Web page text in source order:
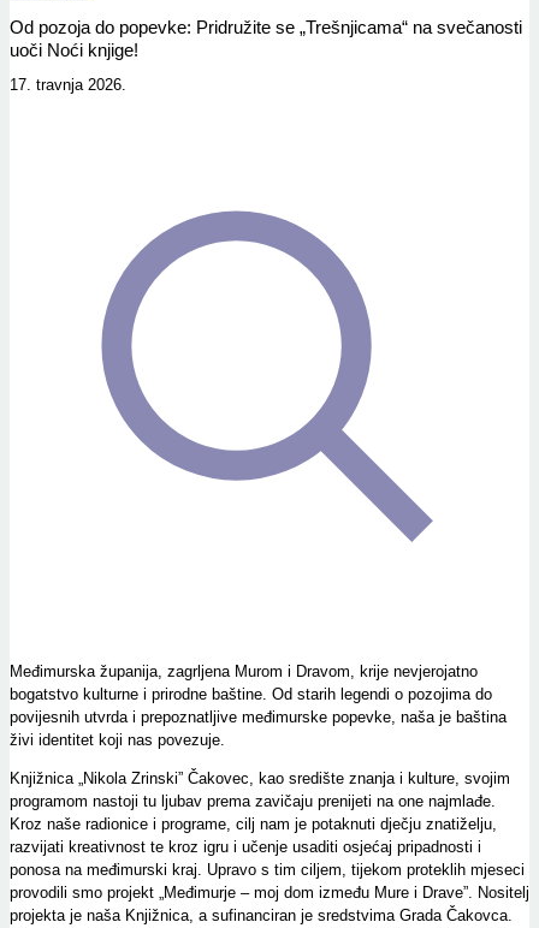
Od pozoja do popevke: Pridružite se „Trešnjicama“ na svečanosti
uoči Noći knjige!
17. travnja 2026.
Međimurska županija, zagrljena Murom i Dravom, krije nevjerojatno
bogatstvo kulturne i prirodne baštine. Od starih legendi o pozojima do
povijesnih utvrda i prepoznatljive međimurske popevke, naša je baština
živi identitet koji nas povezuje.
Knjižnica „Nikola Zrinski” Čakovec, kao središte znanja i kulture, svojim
programom nastoji tu ljubav prema zavičaju prenijeti na one najmlađe.
Kroz naše radionice i programe, cilj nam je potaknuti dječju znatiželju,
razvijati kreativnost te kroz igru i učenje usaditi osjećaj pripadnosti i
ponosa na međimurski kraj. Upravo s tim ciljem, tijekom proteklih mjeseci
provodili smo projekt „Međimurje – moj dom između Mure i Drave”. Nositelj
projekta je naša Knjižnica, a sufinanciran je sredstvima Grada Čakovca.